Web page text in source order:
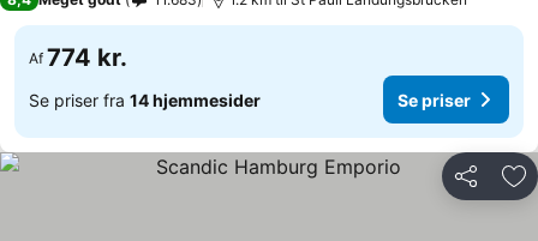
Af 774 kr.
Se priser fra 14 hjemmesider Se priser
Del